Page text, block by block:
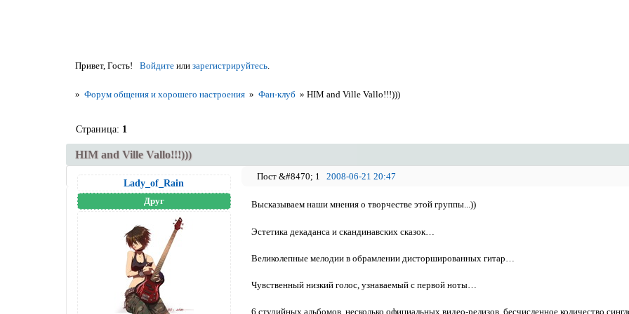
Привет, Гость! Войдитеили зарегистрируйтесь.
» Форум общения и хорошего настроения » Фан-клуб »HIM and Ville Vallo!!!)))
HIM and Ville Vallo!!!)))
Страница: 1
1 2008-06-21 20:47
Lady_of_Rain
Друг Высказываем наши мнения о творчестве этой группы...))
Эстетика декаданса и скандинавских сказок…
Великолепные мелодии в обрамлении дисторшированных гитар…
Чувственный низкий голос, узнаваемый с первой ноты…
6 студийных альбомов, несколько официальных видео-релизов, бесчисленное количество